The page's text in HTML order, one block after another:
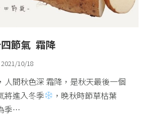
節氣 ​ 霜降
2021/10/18
人間秋色深​ 霜降，是秋天最後一個
將進入冬季
，晚秋時節草枯葉
季…